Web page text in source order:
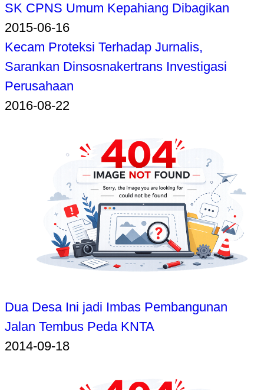
SK CPNS Umum Kepahiang Dibagikan
2015-06-16
Kecam Proteksi Terhadap Jurnalis,
Sarankan Dinsosnakertrans Investigasi
Perusahaan
2016-08-22
Dua Desa Ini jadi Imbas Pembangunan
Jalan Tembus Peda KNTA
2014-09-18